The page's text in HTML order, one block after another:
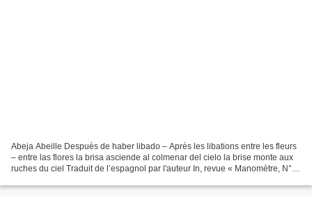
Abeja Abeille Despuès de haber libado – Après les libations entre les fleurs
– entre las flores la brisa asciende al colmenar del cielo la brise monte aux
ruches du ciel Traduit de l’espagnol par l'auteur In, revue « Manomètre, N°6,